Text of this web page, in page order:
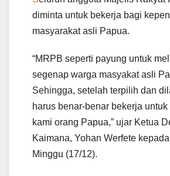
diminta untuk bekerja bagi
masyarakat asli Papua.
“MRPB seperti payung untuk
segenap warga masyakat asli
Sehingga, setelah terpilih dan
harus benar-benar bekerja
kami orang Papua,” ujar Ketua
Kaimana, Yohan Werfete
Minggu (17/12).